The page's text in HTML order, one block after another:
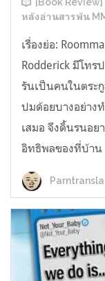
หลังอ่านสารพัน
เรื่องย่อ:
Rodderick มีโทร
รันเป็นคนในตระ
ปมด้อยบางอย่าง
เสมอ จึงดิ้นรนอย
อิทธิพลของที่บ้าน